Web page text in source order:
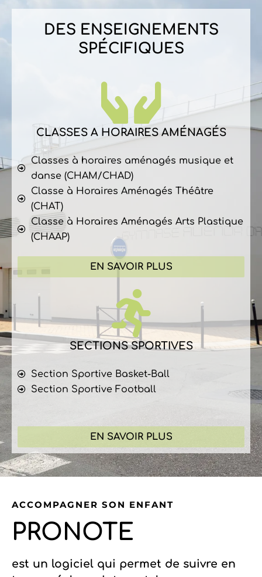
DES ENSEIGNEMENTS
SPÉCIFIQUES
CLASSES A HORAIRES AMÉNAGÉS
Classes à horaires aménagés musique et
danse (CHAM/CHAD)
Classe à Horaires Aménagés Théâtre
(CHAT)
Classe à Horaires Aménagés Arts Plastique
(CHAAP)
EN SAVOIR PLUS
SECTIONS SPORTIVES
Section Sportive Basket-Ball
Section Sportive Football
EN SAVOIR PLUS
ACCOMPAGNER SON ENFANT
PRONOTE
est un logiciel qui permet de suivre en